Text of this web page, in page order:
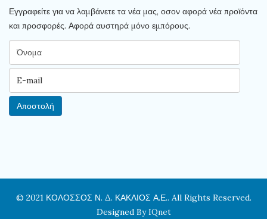
Εγγραφείτε για να λαμβάνετε τα νέα μας, οσον αφορά νέα προϊόντα
και προσφορές. Αφορά αυστηρά μόνο εμπόρους.
© 2021 ΚΟΛΟΣΣΟΣ Ν. Δ. ΚΑΚΛΙΟΣ Α.Ε.. All Rights Reserved.
Designed ByIQnet